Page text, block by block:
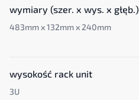
wymiary (szer. x wys. x głęb.)
483mm x 132mm x 240mm
wysokość rack unit
3U